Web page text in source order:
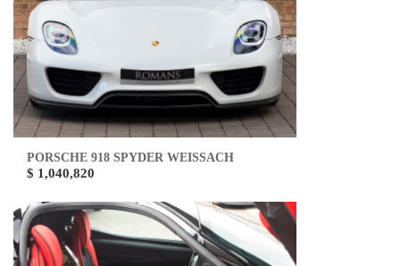
PORSCHE 918 SPYDER WEISSACH
$ 1,040,820